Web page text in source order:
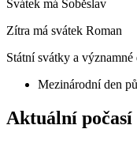
Svátek má Soběslav
Zítra má svátek Roman
Státní svátky a
Mezinárodní den
Aktuální počasí